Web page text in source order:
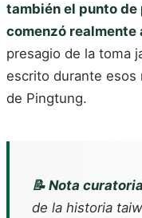
también el punto
comenzó realmente
presagio de la toma
escrito durante esos
de Pingtung.
📝 Nota
de la historia